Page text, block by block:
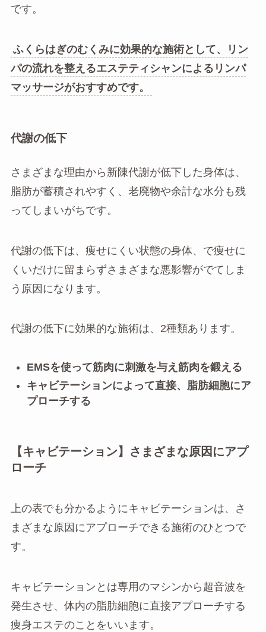
です。
ふくらはぎのむくみに効果的な施術として、リン
パの流れを整えるエステティシャンによるリンパ
マッサージがおすすめです。
代謝の低下
さまざまな理由から新陳代謝が低下した身体は、
脂肪が蓄積されやすく、老廃物や余計な水分も残
ってしまいがちです。
代謝の低下は、痩せにくい状態の身体、で痩せに
くいだけに留まらずさまざまな悪影響がでてしま
う原因になります。
代謝の低下に効果的な施術は、2種類あります。
EMSを使って筋肉に刺激を与え筋肉を鍛える
キャビテーションによって直接、脂肪細胞にア
プローチする
【キャビテーション】さまざまな原因にアプ
ローチ
上の表でも分かるようにキャビテーションは、さ
まざまな原因にアプローチできる施術のひとつで
す。
キャビテーションとは専用のマシンから超音波を
発生させ、体内の脂肪細胞に直接アプローチする
痩身エステのことをいいます。